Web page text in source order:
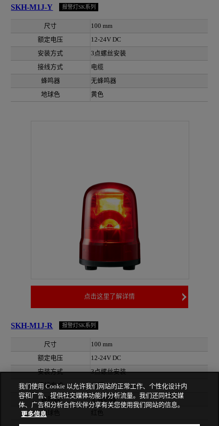
SKH-M1J-Y 报警灯SK系列
尺寸
100 mm
额定电压
12-24V DC
安装方式
3点螺丝安装
接线方式
电缆
蜂鸣器
无蜂鸣器
地球色
黄色
点击这里了解详情
SKH-M1J-R 报警灯SK系列
尺寸
100 mm
额定电压
12-24V DC
安装方式
3点螺丝安装
接线方式
电缆
蜂鸣器
无蜂鸣器
地球色
红色
我们使用 Cookie 以允许我们网站的正常工作、个性化设计内
容和广告、提供社交媒体功能并分析流量。我们还同社交媒
体、广告和分析合作伙伴分享有关您使用我们网站的信息。
更多信息